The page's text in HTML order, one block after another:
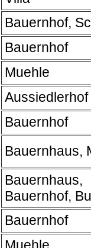
Bauernhof,
Bauernhof
Muehle
Aussiedlerhof
Bauernhof
Bauernhaus,
Bauernhaus,
Bauernhof,
Bauernhof